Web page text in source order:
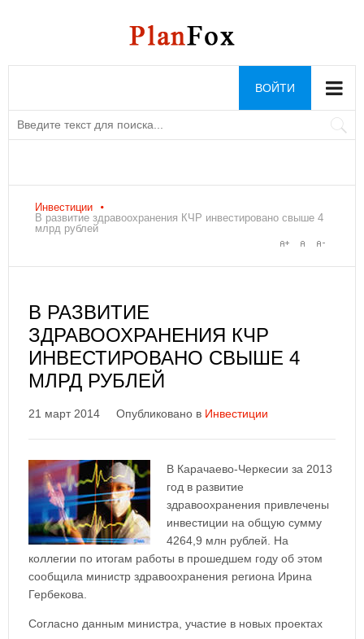
ВОЙТИ
Инвестиции
В развитие здравоохранения КЧР инвестировано свыше 4
млрд рублей
В РАЗВИТИЕ
ЗДРАВООХРАНЕНИЯ КЧР
ИНВЕСТИРОВАНО СВЫШЕ 4
МЛРД РУБЛЕЙ
21 март 2014 Опубликовано в Инвестиции
В Карачаево-Черкесии за 2013
год в развитие
здравоохранения привлечены
инвестиции на общую сумму
4264,9 млн рублей. На
коллегии по итогам работы в прошедшем году об этом
сообщила министр здравоохранения региона Ирина
Гербекова.
Согласно данным министра, участие в новых проектах